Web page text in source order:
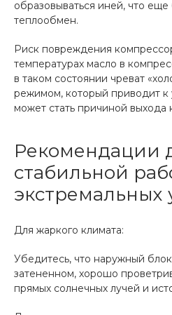
образовываться иней, что
теплообмен.
Риск повреждения
температурах масло в
в таком состоянии чреват
режимом, который приводит к
может стать причиной выхода
Рекомендации
стабильной
экстремальных
Для жаркого климата:
Убедитесь, что наружный
затененном, хорошо
прямых солнечных лучей и